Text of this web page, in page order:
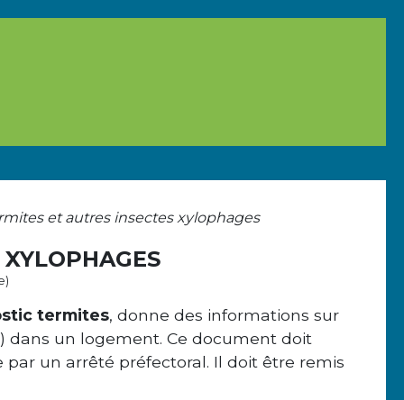
et autres insectes xylophages
termites, donne des informations sur
dans un logement. Ce document doit
un arrêté préfectoral. Il doit être remis